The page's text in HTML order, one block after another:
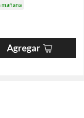
mañana
Agregar